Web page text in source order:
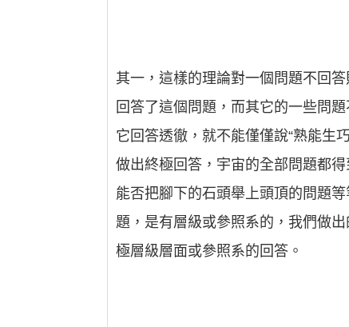
其一，這樣的理論對一個問題不回
回答了這個問題，而其它的一些問
它回答透徹，就不能僅僅說“熟能生
做出終極回答，宇宙的全部問題都
能否把腳下的石頭舉上頭頂的問題
題，是有層級或參照系的，我們做
極層級層面或參照系的回答。